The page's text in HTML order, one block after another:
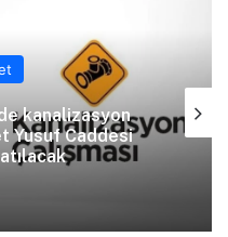
kanalizasyon
Yusuf Caddesi